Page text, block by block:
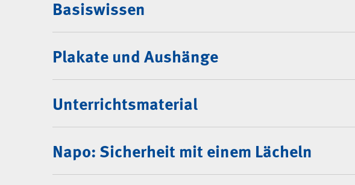
Basiswissen
Plakate und Aushänge
Unterrichtsmaterial
Napo: Sicherheit mit einem Lächeln